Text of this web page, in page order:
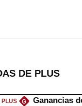
DE PLUS
PLUS G
Ganancias